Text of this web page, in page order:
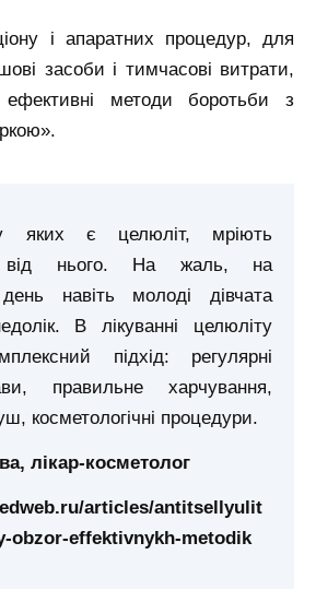
і апаратних процедур, для
засоби і тимчасові витрати,
методи боротьби з
яких є целюліт, мріють
від нього. На жаль, на
день навіть молоді дівчата
В лікуванні целюліту
підхід: регулярні
правильне харчування,
косметологічні процедури.
лікар-косметолог
articles/antitsellyulit
obzor-effektivnykh-metodik